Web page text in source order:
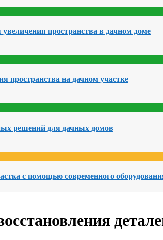
пространства в дачном доме
пространства на дачном участке
решений для дачных домов
с помощью современного